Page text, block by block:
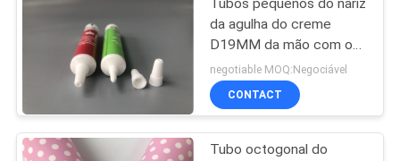
PRIVACY
POLICY
brilho do bordo
Tubos pequenos do nariz
da agulha do creme
D19MM da mão com o
tampão com nervuras
pequeno
negotiable MOQ:Negociável
CONTACT
Tubo octogonal do